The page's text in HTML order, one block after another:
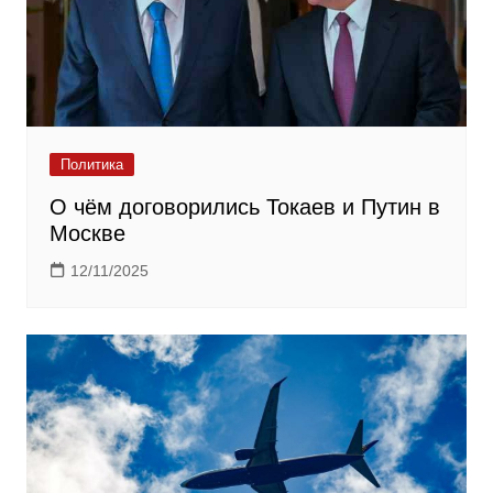
Политика
О чём договорились Токаев и Путин в
Москве
12/11/2025